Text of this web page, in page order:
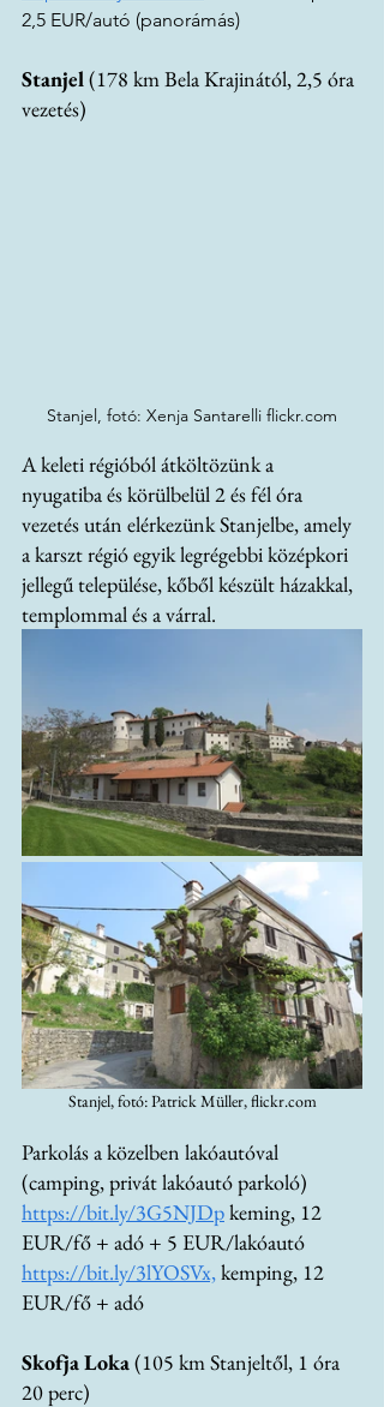
2,5 EUR/autó (panorámás)
Stanjel (178 km Bela Krajinától, 2,5 óra
vezetés)
Stanjel, fotó: Xenja Santarelli flickr.com
A keleti régióból átköltözünk a
nyugatiba és körülbelül 2 és fél óra
vezetés után elérkezünk Stanjelbe, amely
a karszt régió egyik legrégebbi középkori
jellegű települése, kőből készült házakkal,
templommal és a várral.
Stanjel, fotó: Patrick Müller, flickr.com
Parkolás a közelben lakóautóval
(camping, privát lakóautó parkoló)
https://bit.ly/3G5NJDp keming, 12
EUR/fő + adó + 5 EUR/lakóautó
https://bit.ly/3lYOSVx, kemping, 12
EUR/fő + adó
Skofja Loka (105 km Stanjeltől, 1 óra
20 perc)